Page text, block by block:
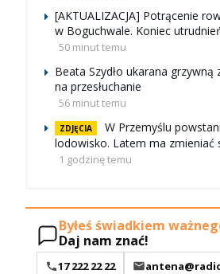
[AKTUALIZACJA] Potrącenie
w Boguchwale. Koniec
50 minut temu
Beata Szydło ukarana grzywną
na przesłuchanie
56 minut temu
ZDJĘCIA
W Przemyślu
lodowisko. Latem ma zmieniać
1 godzinę temu
Byłeś świadkiem
Daj nam znać!
17 222 22 22